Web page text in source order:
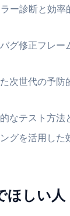
ー診断と効率
グ修正フレー
次世代の予防
なテスト方法
グを活用した
ほしい人